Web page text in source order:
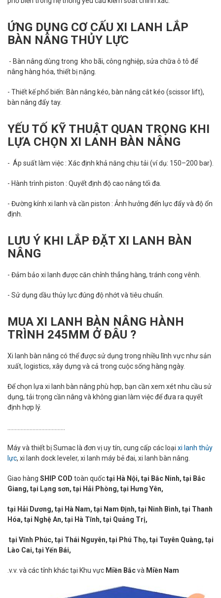
ỨNG DỤNG CƠ CẤU XI LANH LẮP
BÀN NÂNG THỦY LỰC
- Bàn nâng dùng trong kho bãi, công nghiệp, sửa chữa ô tô để
nâng hàng hóa, thiết bị nặng.
- Thiết kế phổ biến: Bàn nâng kéo, bàn nâng cắt kéo (scissor lift),
bàn nâng đẩy tay.
YẾU TỐ KỸ THUẬT QUAN TRỌNG KHI
LỰA CHỌN XI LANH BÀN NÂNG
- Áp suất làm việc : Xác định khả năng chịu tải (ví dụ: 150–200 bar).
- Hành trình piston : Quyết định độ cao nâng tối đa.
- Đường kính xi lanh và cần piston : Ảnh hưởng đến lực đẩy và độ ổn
định.
LƯU Ý KHI LẮP ĐẶT XI LANH BÀN
NÂNG
- Đảm bảo xi lanh được căn chỉnh thẳng hàng, tránh cong vênh.
- Sử dụng dầu thủy lực đúng độ nhớt và tiêu chuẩn.
MUA XI LANH BÀN NÂNG HÀNH
TRÌNH 245MM Ở ĐÂU ?
Xi lanh bàn nâng có thể được sử dụng trong nhiều lĩnh vực như sản
xuất, logistics, xây dựng và cả trong cuộc sống hàng ngày.
Để chọn lựa xi lanh bàn nâng phù hợp, bạn cần xem xét nhu cầu sử
dụng, tải trọng cần nâng và không gian làm việc để đưa ra quyết
định hợp lý.
Máy và thiết bị Sumac là đơn vị uy tín, cung cấp các loại xi lanh thủy
lực, xi lanh dock leveler, xi lanh máy bẻ đai, xi lanh bàn nâng.
Giao hàng SHIP COD toàn quốctại Hà Nội, tại Bắc Ninh, tại Bắc
Giang, tại Lạng sơn, tại Hải Phòng, tại Hưng Yên,
tại Hải Dương, tại Hà Nam, tại Nam Định, tại Ninh Bình, tại Thanh
Hóa, tại Nghệ An, tại Hà Tĩnh, tại Quảng Trị,
tại Vĩnh Phúc, tại Thái Nguyên, tại Phú Thọ, tại Tuyên Quàng, tại
Lào Cai, tại Yến Bái,
.v.v. và các tỉnh khác tại Khu vực Miền Bắcvà Miền Nam